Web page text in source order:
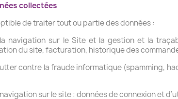
collectées
de traiter tout ou partie des données :
navigation sur le Site et la gestion et la
du site, facturation, historique des
contre la fraude informatique (spamming,
sur le site : données de connexion et